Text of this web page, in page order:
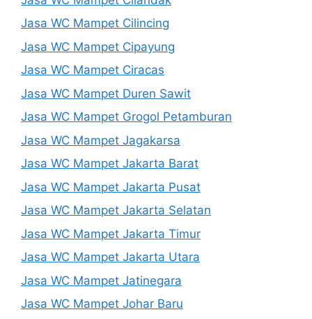
Jasa WC Mampet Cilincing
Jasa WC Mampet Cipayung
Jasa WC Mampet Ciracas
Jasa WC Mampet Duren Sawit
Jasa WC Mampet Grogol Petamburan
Jasa WC Mampet Jagakarsa
Jasa WC Mampet Jakarta Barat
Jasa WC Mampet Jakarta Pusat
Jasa WC Mampet Jakarta Selatan
Jasa WC Mampet Jakarta Timur
Jasa WC Mampet Jakarta Utara
Jasa WC Mampet Jatinegara
Jasa WC Mampet Johar Baru